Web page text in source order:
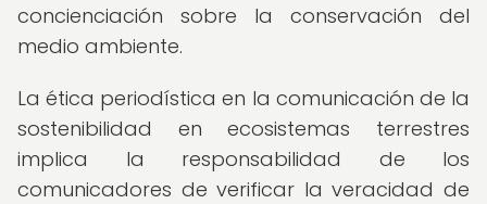
concienciación sobre la conservación del
medio ambiente.
La ética periodística en la comunicación de la
sostenibilidad en ecosistemas terrestres
implica la responsabilidad de los
comunicadores de verificar la veracidad de